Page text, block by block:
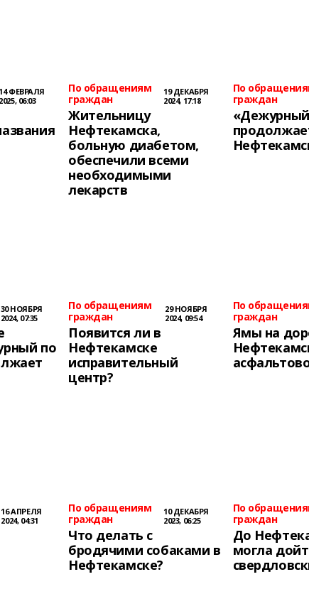
14 ФЕВРАЛЯ
2025, 06:03
По обращениям
граждан
19 ДЕКАБРЯ
2024, 17:18
Жительницу
Нефтекамска,
больную диабетом,
обеспечили всеми
необходимыми
лекарств
По
граждан
30 НОЯБРЯ
2024, 07:35
по
По обращениям
граждан
29 НОЯБРЯ
2024, 09:54
Появится ли в
Нефтекамске
исправительный
центр?
По
граждан
Ямы на
16 АПРЕЛЯ
2024, 04:31
По обращениям
граждан
10 ДЕКАБРЯ
2023, 06:25
Что делать с
бродячими собаками в
Нефтекамске?
По
граждан
До
могла